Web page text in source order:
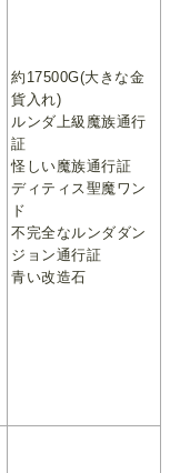
約17500G(大きな金
貨入れ)
ルンダ上級魔族通行
証
怪しい魔族通行証
ディティス聖魔ワン
ド
不完全なルンダダン
ジョン通行証
青い改造石